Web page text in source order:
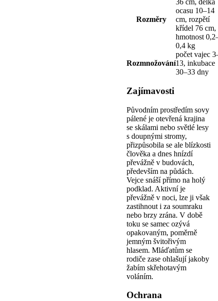
Rozměry
36 cm, délka
ocasu 10–14
cm, rozpětí
křídel 76 cm,
hmotnost
0,4 kg
Rozmnožování
počet vajec
13, inkubace
30–33 dny
Zajímavosti
Původním prostředím sovy
pálené je otevřená krajina
se skálami nebo světlé lesy
s doupnými stromy,
přizpůsobila se ale blízkosti
člověka a dnes hnízdí
převážně v budovách,
především na půdách.
Vejce snáší přímo na holý
podklad. Aktivní je
převážně v noci, lze ji však
zastihnout i za soumraku
nebo brzy zrána. V době
toku se samec ozývá
opakovaným, poměrně
jemným švitořivým
hlasem. Mláďatům se
rodiče zase ohlašují jakoby
žabím skřehotavým
voláním.
Ochrana